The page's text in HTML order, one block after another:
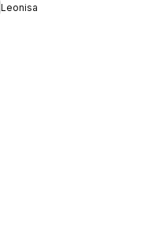
Leonisa